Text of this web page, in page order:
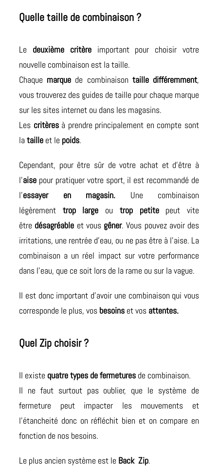
Quelle taille de combinaison ?
Le deuxième critèreimportant pour choisir votre
nouvelle combinaison est la taille.
Chaque marque de combinaison taille différemment,
vous trouverez des guides de taille pour chaque marque
sur les sites internet ou dans les magasins.
Les critèresà prendre principalement en compte sont
lataille et le poids.
Cependant, pour être sûr de votre achat et d’être à
l’aise pour pratiquer votre sport, il est recommandé de
l’essayer en magasin. Une combinaison
légèrement trop large ou trop petitepeut vite
être désagréable et vous gêner. Vous pouvez avoir des
irritations, une rentrée d’eau, ou ne pas être à l’aise. La
combinaison a un réel impact sur votre performance
dans l’eau, que ce soit lors de la rame ou sur la vague.
Il est donc important d’avoir une combinaison qui vous
corresponde le plus, vos besoins et vos attentes.
Quel Zip choisir ?
Il existe quatre types de fermetures de combinaison.
Il ne faut surtout pas oublier, que le système de
fermeture peut impacter les mouvements et
l’étancheité donc on réfléchit bien et on compare en
fonction de nos besoins.
Le plus ancien système est le Back Zip.